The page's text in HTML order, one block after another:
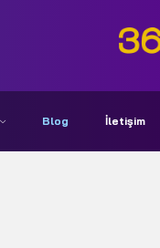
Blog İletişim